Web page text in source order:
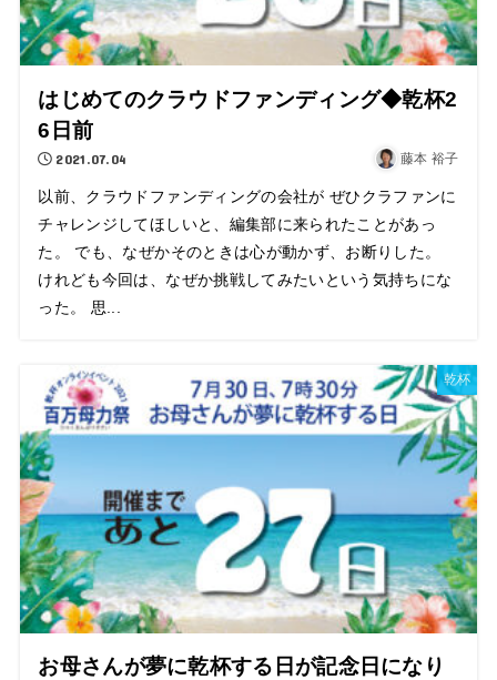
はじめてのクラウドファンディング◆乾杯2
6日前
2021.07.04 藤本 裕子
以前、クラウドファンディングの会社が ぜひクラファンに
チャレンジしてほしいと、編集部に来られたことがあっ
た。 でも、なぜかそのときは心が動かず、お断りした。
けれども今回は、なぜか挑戦してみたいという気持ちにな
った。 思...
乾杯
お母さんが夢に乾杯する日が記念日になり